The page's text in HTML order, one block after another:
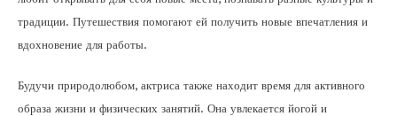
традиции. Путешествия помогают ей получить новые впечатления и
вдохновение для работы.
Будучи природолюбом, актриса также находит время для активного
образа жизни и физических занятий. Она увлекается йогой и